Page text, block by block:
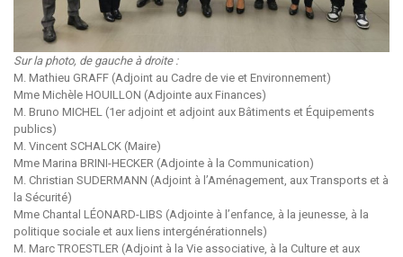
Sur la photo, de gauche à droite :
M. Mathieu GRAFF (Adjoint au Cadre de vie et Environnement)
Mme Michèle HOUILLON (Adjointe aux Finances)
M. Bruno MICHEL (1er adjoint et adjoint aux Bâtiments et Équipements
publics)
M. Vincent SCHALCK (Maire)
Mme Marina BRINI-HECKER (Adjointe à la Communication)
M. Christian SUDERMANN (Adjoint à l’Aménagement, aux Transports et à
la Sécurité)
Mme Chantal LÉONARD-LIBS (Adjointe à l’enfance, à la jeunesse, à la
politique sociale et aux liens intergénérationnels)
M. Marc TROESTLER (Adjoint à la Vie associative, à la Culture et aux